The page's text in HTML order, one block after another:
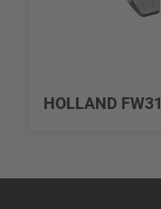
HOLLAND FW31